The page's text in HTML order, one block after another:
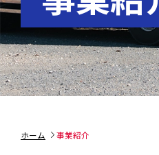
ホーム 事業紹介